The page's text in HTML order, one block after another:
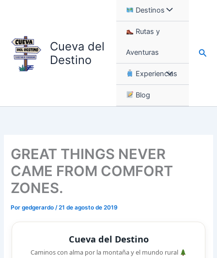
Cueva del
Destino
Destinos
Rutas y
Aventuras
Experiencias
Blog
GREAT THINGS NEVER
CAME FROM COMFORT
ZONES.
Porgedgerardo/21 de agosto de 2019
Cueva del Destino
Caminos con alma por la montaña y el mundo rural